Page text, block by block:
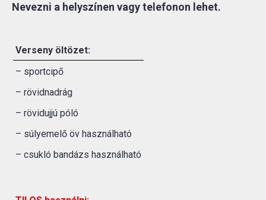
Nevezni a helyszínen vagy telefonon lehet.
Verseny öltözet:
– sportcipő
– rövidnadrág
– rövidujjú póló
– súlyemelő öv használható
– csukló bandázs használható